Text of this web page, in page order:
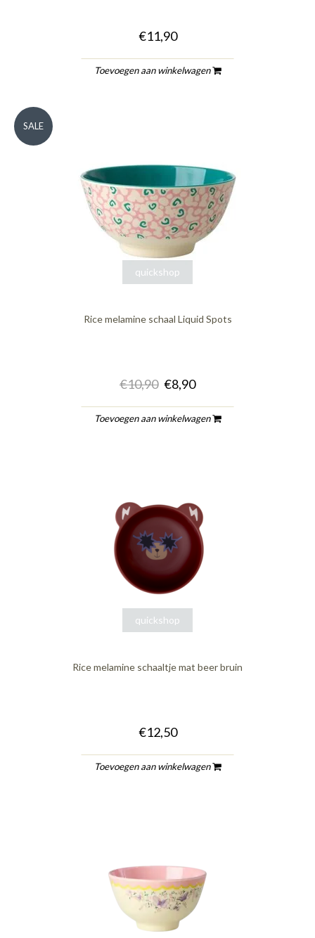
€11,90
Toevoegen aan winkelwagen
quickshop
SALE
Rice melamine schaal Liquid Spots
€10,90 €8,90
Toevoegen aan winkelwagen
quickshop
Rice melamine schaaltje mat beer bruin
€12,50
Toevoegen aan winkelwagen